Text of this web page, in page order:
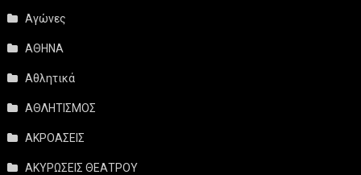
Αγώνες
ΑΘΗΝΑ
Αθλητικά
ΑΘΛΗΤΙΣΜΟΣ
ΑΚΡΟΑΣΕΙΣ
ΑΚΥΡΩΣΕΙΣ ΘΕΑΤΡΟΥ